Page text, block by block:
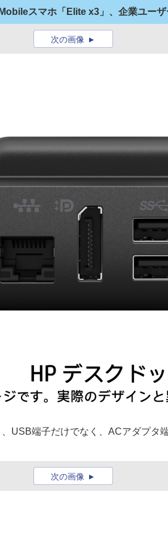
スマホ「Elite x3」、企業ユー
次の画像
USB端子だけでなく、ACアダプタ
次の画像